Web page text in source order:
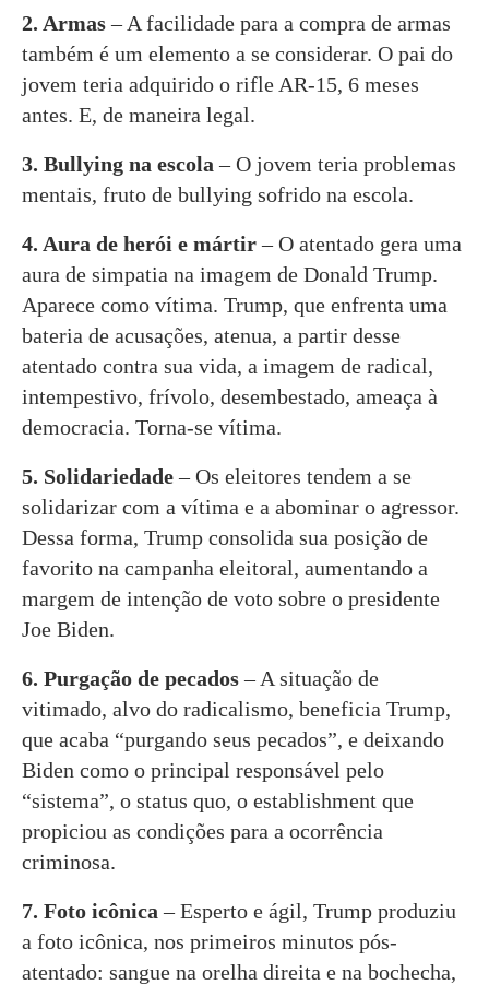
2. Armas– A facilidade para a compra de armas
também é um elemento a se considerar. O pai do
jovem teria adquirido o rifle AR-15, 6 meses
antes. E, de maneira legal.
3. Bullying na escola– O jovem teria problemas
mentais, fruto de bullying sofrido na escola.
4. Aura de herói e mártir– O atentado gera uma
aura de simpatia na imagem de Donald Trump.
Aparece como vítima. Trump, que enfrenta uma
bateria de acusações, atenua, a partir desse
atentado contra sua vida, a imagem de radical,
intempestivo, frívolo, desembestado, ameaça à
democracia. Torna-se vítima.
5. Solidariedade– Os eleitores tendem a se
solidarizar com a vítima e a abominar o agressor.
Dessa forma, Trump consolida sua posição de
favorito na campanha eleitoral, aumentando a
margem de intenção de voto sobre o presidente
Joe Biden.
6. Purgação de pecados– A situação de
vitimado, alvo do radicalismo, beneficia Trump,
que acaba “purgando seus pecados”, e deixando
Biden como o principal responsável pelo
“sistema”, o status quo, o establishment que
propiciou as condições para a ocorrência
criminosa.
7. Foto icônica– Esperto e ágil, Trump produziu
a foto icônica, nos primeiros minutos pós-
atentado: sangue na orelha direita e na bochecha,